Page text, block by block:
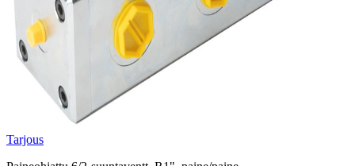
Tarjous